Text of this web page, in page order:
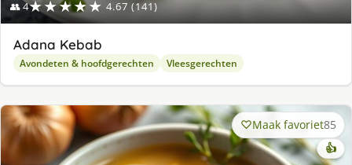
👥 4★★★★★ 4.67 (141)
Adana Kebab
Avondeten & hoofdgerechten Vleesgerechten
Maak favoriet85
👍